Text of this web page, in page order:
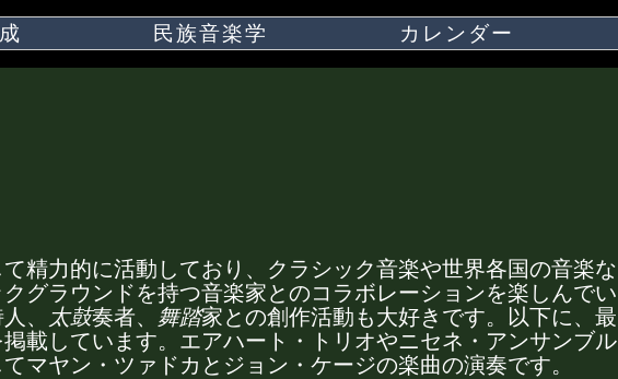
民族音楽学 カレンダー
精力的に活動しており、クラシック音楽や世界各国の音楽な
グラウンドを持つ音楽家とのコラボレーションを楽しんでい
、
太鼓奏者、 舞踏家との創作活動も大好きです。以下に、最
載しています。エアハート・トリオやニセネ・アンサンブル
マヤン・ツァドカとジョン・ケージの楽曲の演奏です。